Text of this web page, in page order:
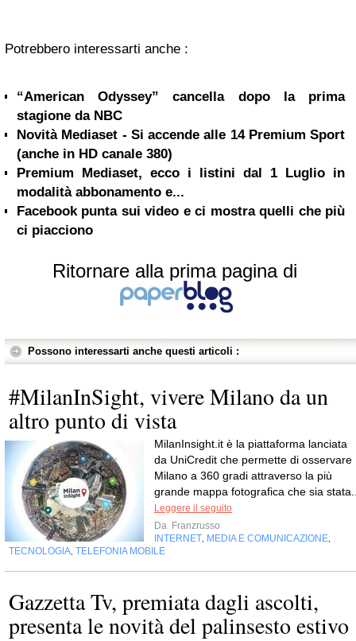
Potrebbero interessarti anche :
“American Odyssey” cancella dopo la prima
stagione da NBC
Novità Mediaset - Si accende alle 14 Premium Sport
(anche in HD canale 380)
Premium Mediaset, ecco i listini dal 1 Luglio in
modalità abbonamento e...
Facebook punta sui video e ci mostra quelli che più
ci piacciono
Ritornare alla prima pagina di
Possono interessarti anche questi articoli :
#MilanInSight, vivere Milano da un
altro punto di vista
MilanInsight.it è la piattaforma lanciata
da UniCredit che permette di osservare
Milano a 360 gradi attraverso la più
grande mappa fotografica che sia
Leggere il seguito
Da Franzrusso
INTERNET MEDIA E COMUNICAZIONE
TECNOLOGIA TELEFONIA MOBILE
Gazzetta Tv, premiata dagli ascolti,
presenta le novità del palinsesto estivo